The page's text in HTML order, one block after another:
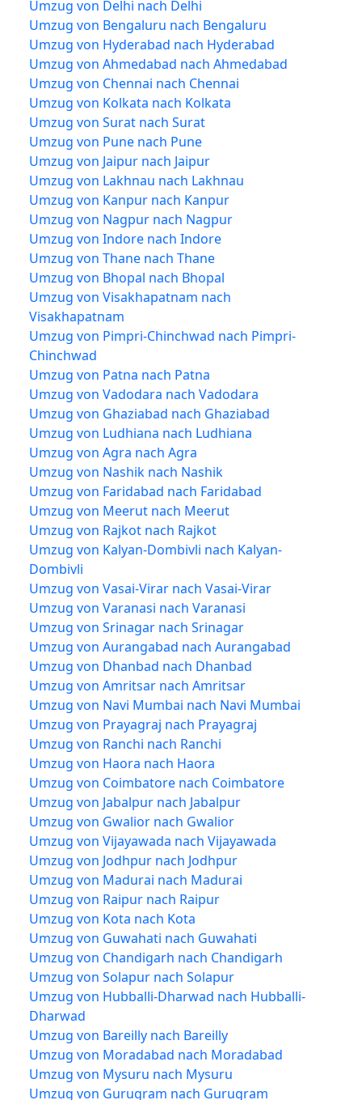
Umzug von Delhi nach Delhi
Umzug von Bengaluru nach Bengaluru
Umzug von Hyderabad nach Hyderabad
Umzug von Ahmedabad nach Ahmedabad
Umzug von Chennai nach Chennai
Umzug von Kolkata nach Kolkata
Umzug von Surat nach Surat
Umzug von Pune nach Pune
Umzug von Jaipur nach Jaipur
Umzug von Lakhnau nach Lakhnau
Umzug von Kanpur nach Kanpur
Umzug von Nagpur nach Nagpur
Umzug von Indore nach Indore
Umzug von Thane nach Thane
Umzug von Bhopal nach Bhopal
Umzug von Visakhapatnam nach
Visakhapatnam
Umzug von Pimpri-Chinchwad nach Pimpri-
Chinchwad
Umzug von Patna nach Patna
Umzug von Vadodara nach Vadodara
Umzug von Ghaziabad nach Ghaziabad
Umzug von Ludhiana nach Ludhiana
Umzug von Agra nach Agra
Umzug von Nashik nach Nashik
Umzug von Faridabad nach Faridabad
Umzug von Meerut nach Meerut
Umzug von Rajkot nach Rajkot
Umzug von Kalyan-Dombivli nach Kalyan-
Dombivli
Umzug von Vasai-Virar nach Vasai-Virar
Umzug von Varanasi nach Varanasi
Umzug von Srinagar nach Srinagar
Umzug von Aurangabad nach Aurangabad
Umzug von Dhanbad nach Dhanbad
Umzug von Amritsar nach Amritsar
Umzug von Navi Mumbai nach Navi Mumbai
Umzug von Prayagraj nach Prayagraj
Umzug von Ranchi nach Ranchi
Umzug von Haora nach Haora
Umzug von Coimbatore nach Coimbatore
Umzug von Jabalpur nach Jabalpur
Umzug von Gwalior nach Gwalior
Umzug von Vijayawada nach Vijayawada
Umzug von Jodhpur nach Jodhpur
Umzug von Madurai nach Madurai
Umzug von Raipur nach Raipur
Umzug von Kota nach Kota
Umzug von Guwahati nach Guwahati
Umzug von Chandigarh nach Chandigarh
Umzug von Solapur nach Solapur
Umzug von Hubballi-Dharwad nach Hubballi-
Dharwad
Umzug von Bareilly nach Bareilly
Umzug von Moradabad nach Moradabad
Umzug von Mysuru nach Mysuru
Umzug von Gurugram nach Gurugram